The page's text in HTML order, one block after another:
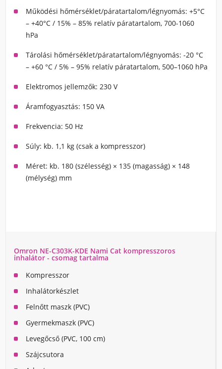
Működési hőmérséklet/páratartalom/légnyomás: +5°C
– +40°C / 15% – 85% relatív páratartalom, 700-1060
hPa
Tárolási hőmérséklet/páratartalom/légnyomás: -20 °C
– +60 °C / 5% – 95% relatív páratartalom, 500–1060 hPa
Elektromos jellemzők: 230 V
Áramfogyasztás: 150 VA
Frekvencia: 50 Hz
Súly: kb. 1,1 kg (csak a kompresszor)
Méret: kb. 180 (szélesség) × 135 (magasság) × 148
(mélység) mm
Omron NE-C303K-KDE Nami Cat kompresszoros
inhalátor - csomag tartalma
Kompresszor
Inhalátorkészlet
Felnőtt maszk (PVC)
Gyermekmaszk (PVC)
Levegőcső (PVC, 100 cm)
Szájcsutora